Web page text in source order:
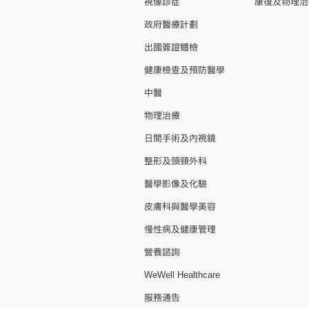
政府醫療計劃
出國簽證體檢
健康檢查及預防醫學
中醫
物理治療
日間手術及內視鏡
整形及頭頸外科
醫學影像及化驗
皮膚科與醫學美容
慢性病及健康管理
營養諮詢
WeWell Healthcare
服務通告